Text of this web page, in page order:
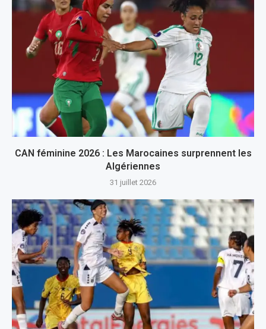
CAN féminine 2026 : Les Marocaines surprennent les
Algériennes
31 juillet 2026